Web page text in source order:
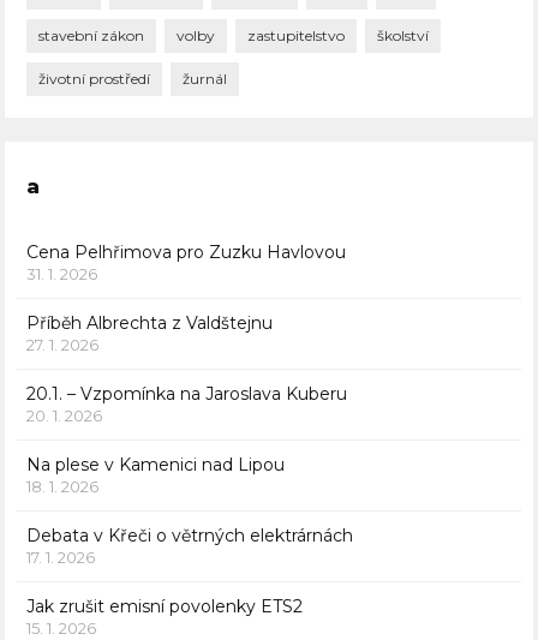
stavební zákon volby zastupitelstvo školství
životní prostředí žurnál
a
Cena Pelhřimova pro Zuzku Havlovou
31. 1. 2026
Příběh Albrechta z Valdštejnu
27. 1. 2026
20.1. – Vzpomínka na Jaroslava Kuberu
20. 1. 2026
Na plese v Kamenici nad Lipou
18. 1. 2026
Debata v Křeči o větrných elektrárnách
17. 1. 2026
Jak zrušit emisní povolenky ETS2
15. 1. 2026